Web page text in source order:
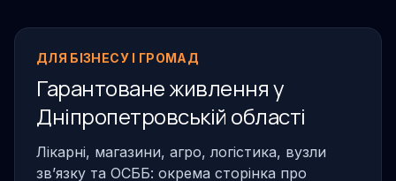
ДЛЯ БІЗНЕСУ І ГРОМАД
Гарантоване живлення у
Дніпропетровській області
Лікарні, магазини, агро, логістика, вузли
звʼязку та ОСББ: окрема сторінка про